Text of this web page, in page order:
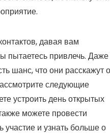
давая вам
пытаетесь привлечь. Даже
шанс, что они расскажут
следующие
устроить день открытых
можете провести
участие и узнать больше о